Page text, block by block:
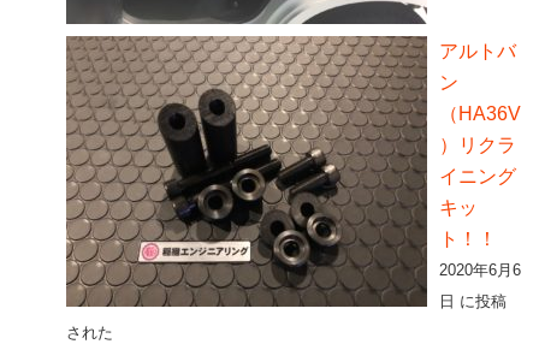
アルトバ
ン
（HA36V
）リクラ
イニング
キッ
ト！！
2020年6月6
日 に投稿
された